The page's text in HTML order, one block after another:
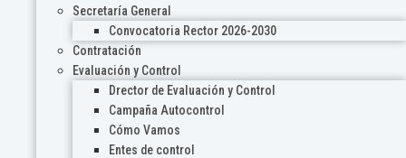
Secretaría General
Convocatoria Rector 2026-2030
Contratación
Evaluación y Control
Drector de Evaluación y Control
Campaña Autocontrol
Cómo Vamos
Entes de control